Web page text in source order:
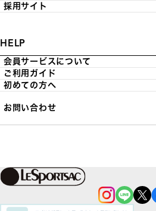
採用サイト
HELP
会員サービスについて
ご利用ガイド
初めての方へ
お問い合わせ